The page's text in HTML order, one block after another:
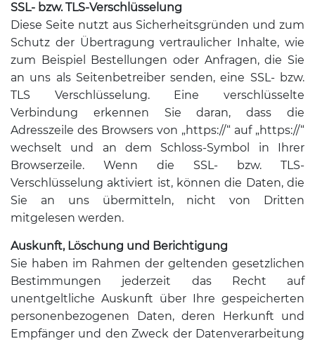
SSL- bzw. TLS-Verschlüsselung
Diese Seite nutzt aus Sicherheitsgründen und zum
Schutz der Übertragung vertraulicher Inhalte, wie
zum Beispiel Bestellungen oder Anfragen, die Sie
an uns als Seitenbetreiber senden, eine SSL- bzw.
TLS Verschlüsselung. Eine verschlüsselte
Verbindung erkennen Sie daran, dass die
Adresszeile des Browsers von „https://“ auf „https://“
wechselt und an dem Schloss-Symbol in Ihrer
Browserzeile. Wenn die SSL- bzw. TLS-
Verschlüsselung aktiviert ist, können die Daten, die
Sie an uns übermitteln, nicht von Dritten
mitgelesen werden.
Auskunft, Löschung und Berichtigung
Sie haben im Rahmen der geltenden gesetzlichen
Bestimmungen jederzeit das Recht auf
unentgeltliche Auskunft über Ihre gespeicherten
personenbezogenen Daten, deren Herkunft und
Empfänger und den Zweck der Datenverarbeitung